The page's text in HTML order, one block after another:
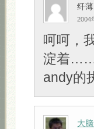
纤薄
2004
呵呵，
淀着
andy的
大